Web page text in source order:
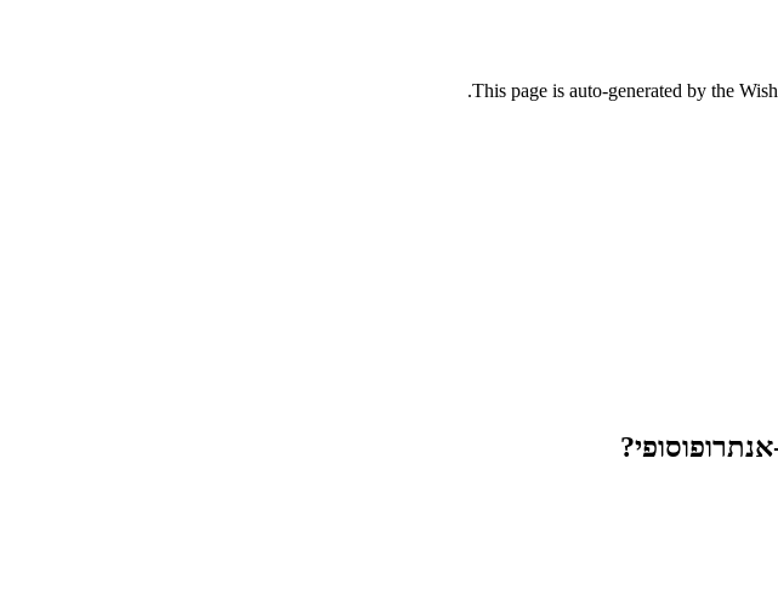
This page is auto-generated by the